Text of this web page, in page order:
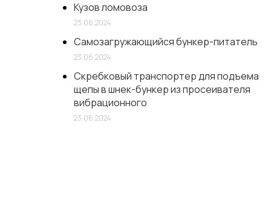
Кузов ломовоза
23.06.2024
Самозагружающийся бункер-питатель
23.06.2024
Скребковый транспортер для подъема
щепы в шнек-бункер из просеивателя
вибрационного
23.06.2024